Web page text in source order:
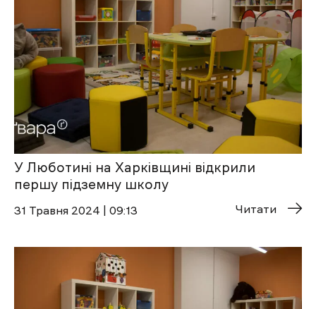
У Люботині на Харківщині відкрили
першу підземну школу
31 Травня 2024 | 09:13 Читати